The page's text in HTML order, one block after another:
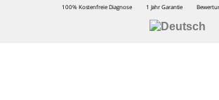
100% Kostenfreie Diagnose 1 Jahr Garantie